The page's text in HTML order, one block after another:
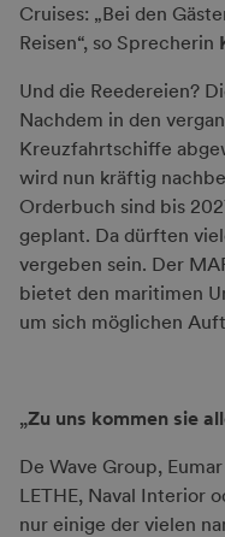
Cruises: „Bei den
Reisen“, so Sprecherin
Und die Reedereien?
Nachdem in den
Kreuzfahrtschiffe
wird nun kräftig
Orderbuch sind bis
geplant. Da dürften
vergeben sein. Der
bietet den maritimen
um sich möglichen
„Zu uns kommen sie
De Wave Group,
LETHE, Naval Interior
nur einige der vielen